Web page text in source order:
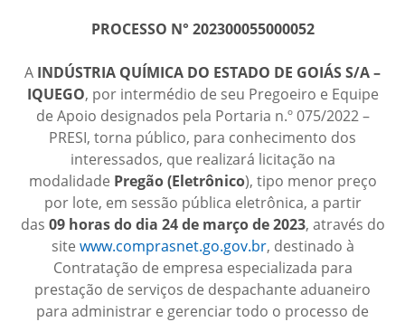
PROCESSO N° 202300055000052
A INDÚSTRIA QUÍMICA DO ESTADO DE GOIÁS S/A –
IQUEGO, por intermédio de seu Pregoeiro e Equipe
de Apoio designados pela Portaria n.º 075/2022 –
PRESI, torna público, para conhecimento dos
interessados, que realizará licitação na
modalidade Pregão (Eletrônico), tipo menor preço
por lote, em sessão pública eletrônica, a partir
das 09 horas do dia 24 de março de 2023, através do
site www.comprasnet.go.gov.br, destinado à
Contratação de empresa especializada para
prestação de serviços de despachante aduaneiro
para administrar e gerenciar todo o processo de